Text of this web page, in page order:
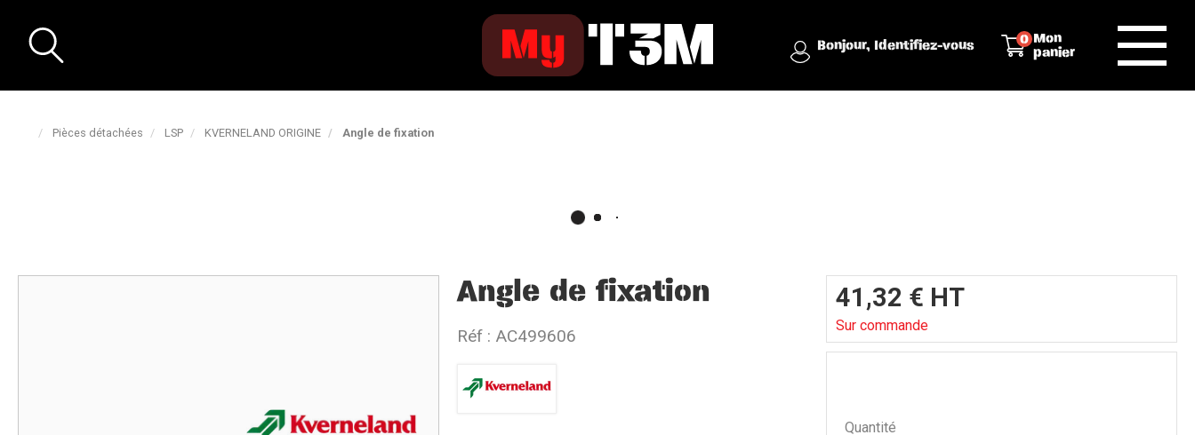
Bonjour, Identifiez-vous
Mon
panier
0
Pièces détachées LSP KVERNELAND ORIGINE Angle de fixation
Angle de fixation
Réf : AC499606
41,32 € HT
Sur commande
Quantité